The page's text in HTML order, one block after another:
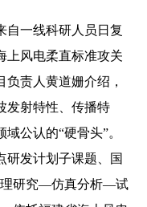
自一线科研人员日复
上风电柔直标准攻关
责人黄道姗介绍，
发射特性、传播特
公认的“硬骨头”。
研发计划子课题、国
理研究—仿真分析—试